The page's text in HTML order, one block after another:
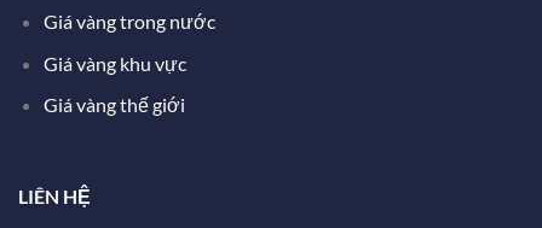
Giá vàng trong nước
Giá vàng khu vực
Giá vàng thế giới
LIÊN HỆ